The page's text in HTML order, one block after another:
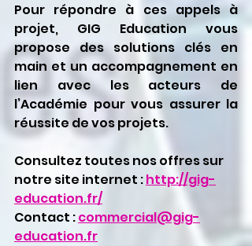
Pour répondre à ces appels à
projet, GIG Education vous
propose des solutions clés en
main et un accompagnement en
lien avec les acteurs de
l’Académie pour vous assurer la
réussite de vos projets.
Consultez toutes nos offres sur
notre site internet : http://gig-
education.fr/
Contact : commercial@gig-
education.fr